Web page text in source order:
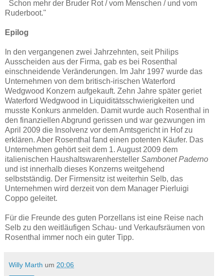
Schon mehr der Bruder Rot / vom Menschen / und vom
Ruderboot."
Epilog
In den vergangenen zwei Jahrzehnten, seit Philips
Ausscheiden aus der Firma, gab es bei Rosenthal
einschneidende Veränderungen. Im Jahr 1997 wurde das
Unternehmen von dem britisch-irischen Waterford
Wedgwood Konzern aufgekauft. Zehn Jahre später geriet
Waterford Wedgwood in Liquiditätsschwierigkeiten und
musste Konkurs anmelden. Damit wurde auch Rosenthal in
den finanziellen Abgrund gerissen und war gezwungen im
April 2009 die Insolvenz vor dem Amtsgericht in Hof zu
erklären. Aber Rosenthal fand einen potenten Käufer. Das
Unternehmen gehört seit dem 1. August 2009 dem
italienischen Haushaltswarenhersteller Sambonet Paderno
und ist innerhalb dieses Konzerns weitgehend
selbstständig. Der Firmensitz ist weiterhin Selb, das
Unternehmen wird derzeit von dem Manager Pierluigi
Coppo geleitet.
Für die Freunde des guten Porzellans ist eine Reise nach
Selb zu den weitläufigen Schau- und Verkaufsräumen von
Rosenthal immer noch ein guter Tipp.
Willy Marth um 20:06